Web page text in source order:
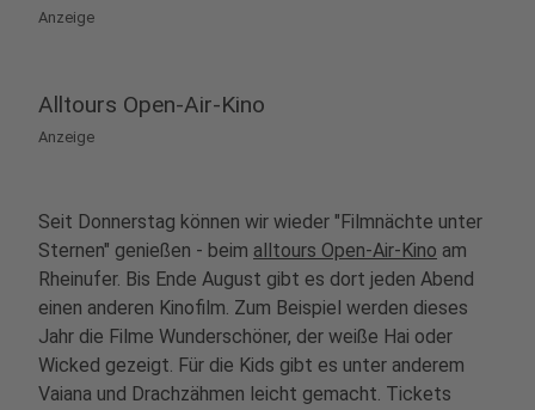
Anzeige
Alltours Open-Air-Kino
Anzeige
Seit Donnerstag können wir wieder "Filmnächte unter
Sternen" genießen - beim alltours Open-Air-Kino am
Rheinufer. Bis Ende August gibt es dort jeden Abend
einen anderen Kinofilm. Zum Beispiel werden dieses
Jahr die Filme Wunderschöner, der weiße Hai oder
Wicked gezeigt. Für die Kids gibt es unter anderem
Vaiana und Drachzähmen leicht gemacht. Tickets